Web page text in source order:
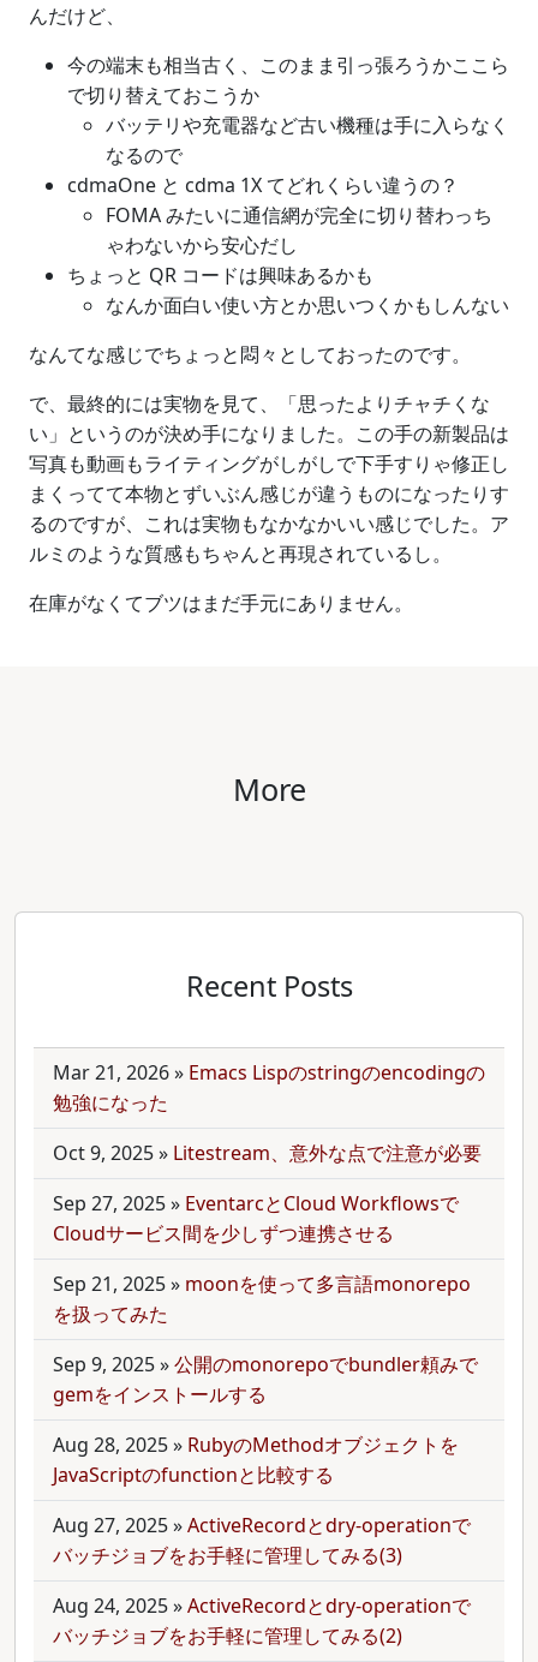
んだけど、
今の端末も相当古く、このまま引っ張ろうかここら
で切り替えておこうか
バッテリや充電器など古い機種は手に入らなく
なるので
cdmaOne と cdma 1X てどれくらい違うの？
FOMA みたいに通信網が完全に切り替わっち
ゃわないから安心だし
ちょっと QR コードは興味あるかも
なんか面白い使い方とか思いつくかもしんない
なんてな感じでちょっと悶々としておったのです。
で、最終的には実物を見て、「思ったよりチャチくな
い」というのが決め手になりました。この手の新製品は
写真も動画もライティングがしがしで下手すりゃ修正し
まくってて本物とずいぶん感じが違うものになったりす
るのですが、これは実物もなかなかいい感じでした。ア
ルミのような質感もちゃんと再現されているし。
在庫がなくてブツはまだ手元にありません。
More
Recent Posts
Mar 21, 2026» Emacs Lispのstringのencodingの
勉強になった
Oct 9, 2025» Litestream、意外な点で注意が必要
Sep 27, 2025» EventarcとCloud Workflowsで
Cloudサービス間を少しずつ連携させる
Sep 21, 2025» moonを使って多言語monorepo
を扱ってみた
Sep 9, 2025»公開のmonorepoでbundler頼みで
gemをインストールする
Aug 28, 2025» RubyのMethodオブジェクトを
JavaScriptのfunctionと比較する
Aug 27, 2025»ActiveRecordとdry-operationで
バッチジョブをお手軽に管理してみる(3)
Aug 24, 2025»ActiveRecordとdry-operationで
バッチジョブをお手軽に管理してみる(2)